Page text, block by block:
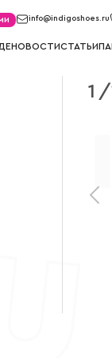
info@indigoshoes.ru
НОВОСТИСТАТЬИ
1 /